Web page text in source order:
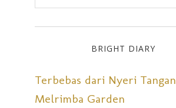
BRIGHT DIARY
Terbebas dari Nyeri Tangan
Melrimba Garden